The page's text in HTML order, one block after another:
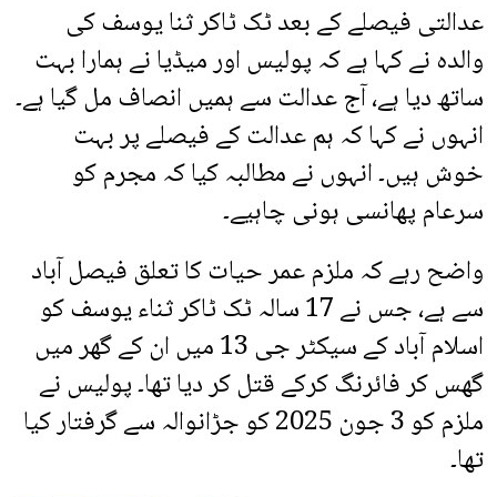
عدالتی فیصلے کے بعد ٹک ٹاکر ثنا یوسف کی
والدہ نے کہا ہے کہ پولیس اور میڈیا نے ہمارا بہت
ساتھ دیا ہے، آج عدالت سے ہمیں انصاف مل گیا ہے۔
انہوں نے کہا کہ ہم عدالت کے فیصلے پر بہت
خوش ہیں۔ انہوں نے مطالبہ کیا کہ مجرم کو
سرعام پھانسی ہونی چاہیے۔
واضح رہے کہ ملزم عمر حیات کا تعلق فیصل آباد
سے ہے، جس نے 17 سالہ ٹک ٹاکر ثناء یوسف کو
اسلام آباد کے سیکٹر جی 13 میں ان کے گھر میں
گھس کر فائرنگ کرکے قتل کر دیا تھا۔ پولیس نے
ملزم کو 3 جون 2025 کو جڑانوالہ سے گرفتار کیا
تھا۔